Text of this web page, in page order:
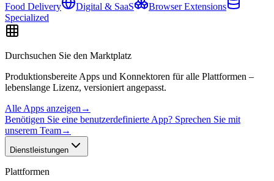
Food Delivery
Digital & SaaS
Browser Extensions
Specialized
Durchsuchen Sie den Marktplatz
Produktionsbereite Apps und Konnektoren für alle Plattformen –
lebenslange Lizenz, versioniert angepasst.
Alle Apps anzeigen →
Benötigen Sie eine benutzerdefinierte App? Sprechen Sie mit
unserem Team→
Dienstleistungen
Plattformen